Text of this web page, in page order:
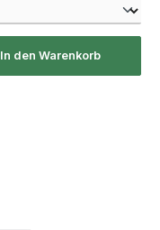
In den Warenkorb